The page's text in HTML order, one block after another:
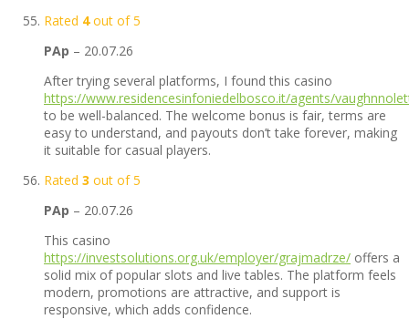
Rated 4out of 5
PAp – 20.07.26
After trying several platforms, I found this casino
https://www.residencesinfoniedelbosco.it/agents/
to be well-balanced. The welcome bonus is fair, terms are
easy to understand, and payouts don’t take forever, making
it suitable for casual players.
Rated 3 out of 5
PAp – 20.07.26
This casino
https://investsolutions.org.uk/employer/grajmadrze/ offers a
solid mix of popular slots and live tables. The platform feels
modern, promotions are attractive, and support is
responsive, which adds confidence.